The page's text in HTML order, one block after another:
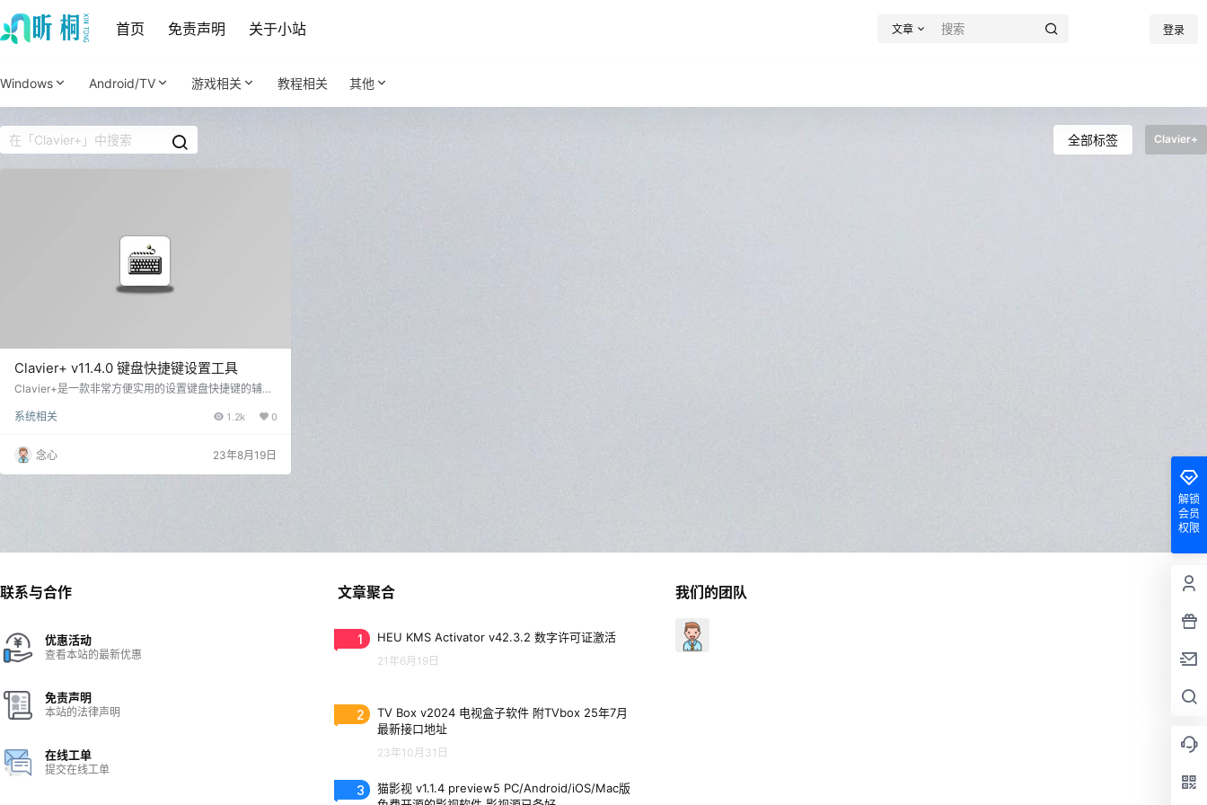
首页 免责声明 关于小站 文章 登录
Windows Android/TV 游戏相关 教程相关 其他
全部标签 Clavier+
Clavier+ v11.4.0 键盘快捷键设置工具
Clavier+是一款非常方便实用的设置键盘快捷键的辅助
单易操作，使用后可以帮助用户更轻松便捷的进行键盘
便利。 将允许您创建键盘快捷键使用任何键，包括Win
dows键（约Space键），来启动程序，写文字，显示
网站。有需要的朋友欢迎来下载使用。 软件特色 Clavi
系统相关 1.2k 0
念心 23年8月19日
解锁
会员
权限
联系与合作
优惠活动
查看本站的最新优惠
免责声明
本站的法律声明
在线工单
提交在线工单
文章聚合
1 HEU KMS Activator v42.3.2 数字许可证激活
21年6月19日
2
TV Box v2024 电视盒子软件 附TVbox 25年7月
最新接口地址
23年10月31日
3
猫影视 v1.1.4 preview5 PC/Android/iOS/Mac版
我们的团队